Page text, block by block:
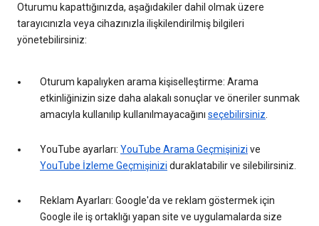
Oturumu kapattığınızda, aşağıdakiler dahil olmak üzere
tarayıcınızla veya cihazınızla ilişkilendirilmiş bilgileri
yönetebilirsiniz:
Oturum kapalıyken arama kişiselleştirme: Arama
etkinliğinizin size daha alakalı sonuçlar ve öneriler sunmak
amacıyla kullanılıp kullanılmayacağını seçebilirsiniz
YouTube ayarları: YouTube Arama Geçmişinizi ve
YouTube İzleme Geçmişinizi duraklatabilir ve silebilirsiniz.
Reklam Ayarları: Google'da ve reklam göstermek için
Google ile iş ortaklığı yapan site ve uygulamalarda size